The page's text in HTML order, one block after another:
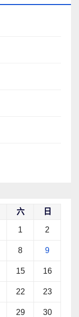
六 日
1 2
8 9
15 16
22 23
29 30